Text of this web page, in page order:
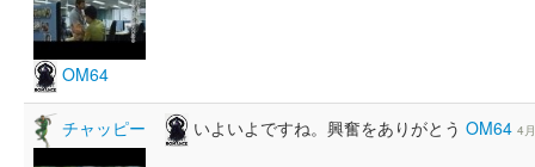
OM64
チャッピー いよいよですね。興奮をありがとう OM64 4